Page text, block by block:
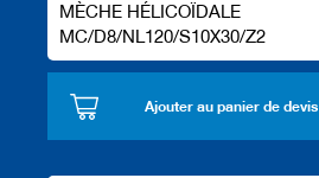
MÈCHE HÉLICOÏDALE
MC/D8/NL120/S10X30/Z2
Ajouter au panier de devis